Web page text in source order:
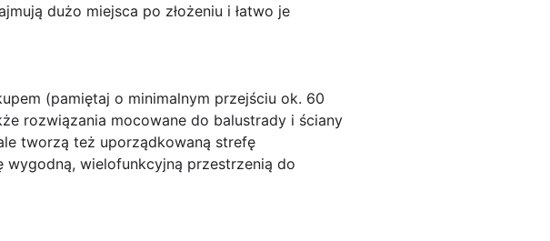
dużo miejsca po złożeniu i łatwo je
(pamiętaj o minimalnym przejściu ok. 60
rozwiązania mocowane do balustrady i ściany
tworzą też uporządkowaną strefę
wielofunkcyjną przestrzenią do